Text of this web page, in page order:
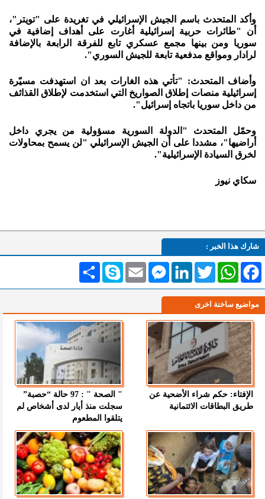
وأكد المتحدث باسم الجيش الإسرائيلي في تغريدة على "تويتر"،
أن "طائرات حربية إسرائيلية أغارت على أهداف إضافية في
سوريا ومن بينها مجمع عسكري تابع للفرقة الرابعة بالإضافة
لرادار ومواقع مدفعية تابعة للجيش السوري".
وأضاف المتحدث: "تأتي هذه الغارات بعد ان استهدفت مسيّرة
إسرائيلية منصات إطلاق الصواريخ التي استخدمت لإطلاق القذائف
من داخل سوريا باتجاه إسرائيل".
وحمّل المتحدث "الدولة السورية مسؤولية من يجري داخل
أراضيها"، مشددا على أن الجيش الإسرائيلي "لن يسمح بمحاولات
لخرق السيادة الإسرائيلية".
سكاي نيوز
شارك هذا الخبر :
انشر Skype Email
MessengerLinkedInTwitterWhatsAppFacebook
مواضيع ساخنة اخرى
الإفتاء: حكم شراء الأضحية عن
طريق البطاقات الائتمانية
" الصحة " : 97 حالة “حصبة”
سجلت منذ أيار لدى أشخاص لم
يتلقوا المطعوم